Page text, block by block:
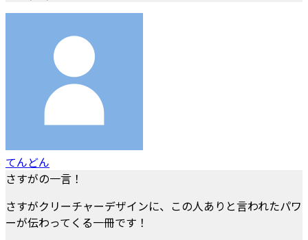
てんどん
さすがの一言！
さすがクリーチャーデザインに、この人ありと言われたパワ
ーが伝わってくる一冊です！